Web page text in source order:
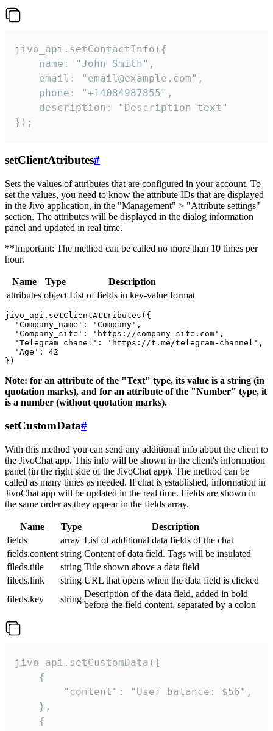
jivo_api.setContactInfo({
    name: "John Smith",
    email: "email@example.com",
    phone: "+14084987855",
    description: "Description text"
});
setClientAtributes#
Sets the values ​​of attributes that are configured in your account. To
set the values, you need to know the attribute IDs that are displayed
in the Jivo application, in the "Management" > "Attribute settings"
section. The attributes will be displayed in the dialog information
panel and updated in real time.
**Important: The method can be called no more than 10 times per
hour.
Name Type
Description
attributes object List of fields in key-value format
jivo_api.setClientAttributes({
  'Company_name': 'Company',
  'Company_site': 'https://company-site.com',
  'Telegram_chanel': 'https://t.me/telegram-channel',
  'Age': 42
Note: for an attribute of the "Text" type, its value is a string (in
quotation marks), and for an attribute of the "Number" type, it
is a number (without quotation marks).
setCustomData#
With this method you can send any additional info about the client to
the JivoChat app. This info will be shown in the client's information
panel (in the right side of the JivoChat app). The method can be
called as many times as needed. If chat is established, information in
JivoChat app will be updated in the real time. Fields are shown in
the same order as they appear in the fields array.
Name Type
Description
fields
array List of additional data fields of the chat
fields.content string Content of data field. Tags will be insulated
fileds.title
string Title shown above a data field
fileds.link
string URL that opens when the data field is clicked
fileds.key
string
Description of the data field, added in bold
before the field content, separated by a colon
jivo_api.setCustomData([
    {
        "content": "User balance: $56",
    },
    {